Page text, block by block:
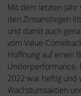
Mit dem letzten
den Zinsanstiegen
und damit auch
vom Value-
Hoffnung auf einen
Underperformance.
2022 war heftig und
Wachstumsaktien